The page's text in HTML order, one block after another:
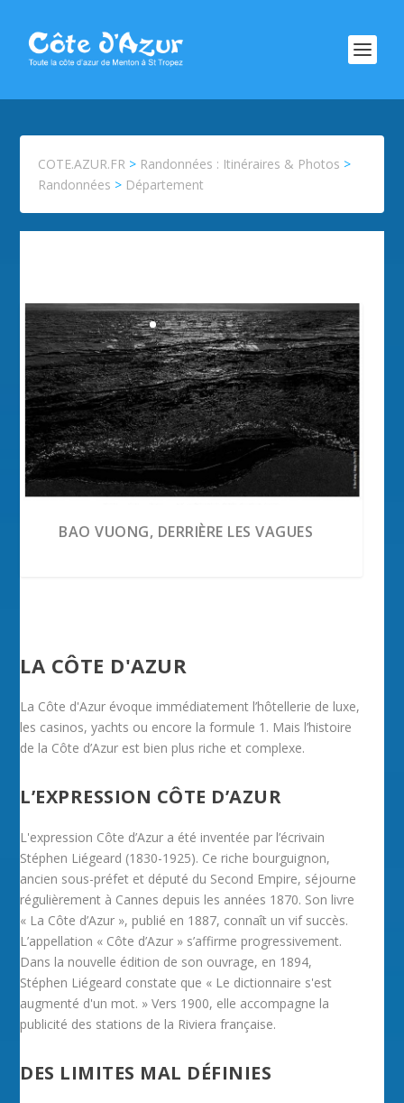
COTE.AZUR.FR > Randonnées : Itinéraires & Photos >
Randonnées > Département
BAO VUONG, DERRIÈRE LES VAGUES
EXPOSITION DES PRÉHISTORIQUES À
MER À L’ÉPHÉMÈRE
STAGES DE CIRQUE À MONTE-CARLO
CONCERT GOSPEL SOPHIA
LA FÊTE DE LA MUSIQUE À TOULON
LA CÔTE D'AZUR
La Côte d'Azur évoque immédiatement l’hôtellerie de luxe,
les casinos, yachts ou encore la formule 1. Mais l’histoire
de la Côte d’Azur est bien plus riche et complexe.
L’EXPRESSION CÔTE D’AZUR
L'expression Côte d’Azur a été inventée par l’écrivain
Stéphen Liégeard (1830-1925). Ce riche bourguignon,
ancien sous-préfet et député du Second Empire, séjourne
régulièrement à Cannes depuis les années 1870. Son livre
« La Côte d’Azur », publié en 1887, connaît un vif succès.
L’appellation « Côte d’Azur » s’affirme progressivement.
Dans la nouvelle édition de son ouvrage, en 1894,
Stéphen Liégeard constate que « Le dictionnaire s'est
augmenté d'un mot. » Vers 1900, elle accompagne la
publicité des stations de la Riviera française.
DES LIMITES MAL DÉFINIES